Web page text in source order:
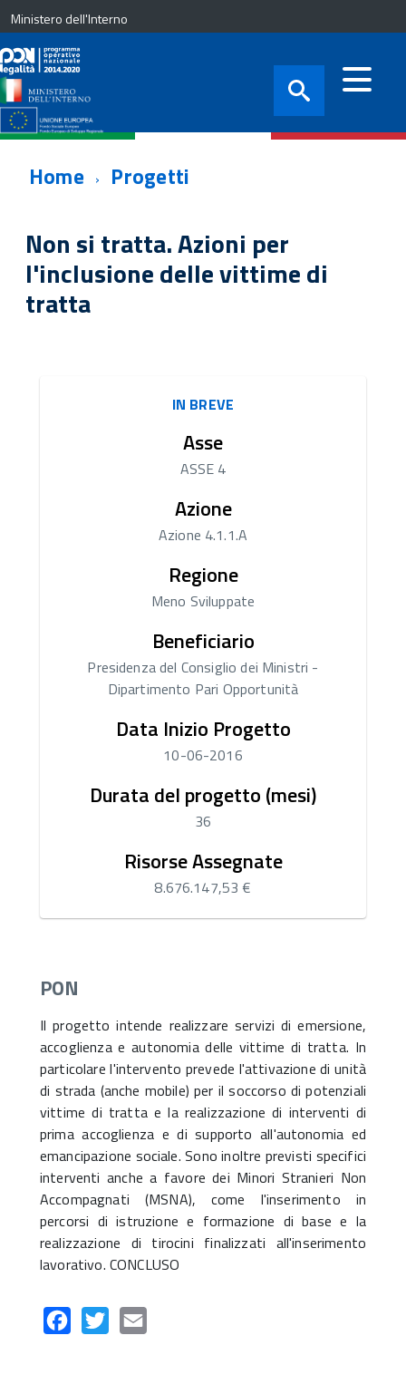
Ministero dell'Interno
Home Progetti
Non si tratta. Azioni per
l'inclusione delle vittime di
tratta
IN BREVE
Asse
ASSE 4
Azione
Azione 4.1.1.A
Regione
Meno Sviluppate
Beneficiario
Presidenza del Consiglio dei Ministri -
Dipartimento Pari Opportunità
Data Inizio Progetto
10-06-2016
Durata del progetto (mesi)
36
Risorse Assegnate
8.676.147,53 €
PON
Il progetto intende realizzare servizi di emersione,
accoglienza e autonomia delle vittime di tratta. In
particolare l'intervento prevede l'attivazione di unità
di strada (anche mobile) per il soccorso di potenziali
vittime di tratta e la realizzazione di interventi di
prima accoglienza e di supporto all'autonomia ed
emancipazione sociale. Sono inoltre previsti specifici
interventi anche a favore dei Minori Stranieri Non
Accompagnati (MSNA), come l'inserimento in
percorsi di istruzione e formazione di base e la
realizzazione di tirocini finalizzati all'inserimento
lavorativo. CONCLUSO
FacebookTwitter